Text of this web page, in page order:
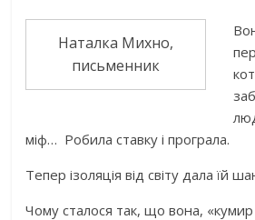
Наталка Михно,
письменник
міф… Робила ставку і програла.
Тепер ізоляція від світу дала їй
Чому сталося так, що вона, «кумир